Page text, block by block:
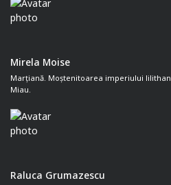
Mirela Moise
Marțiană. Moștenitoarea imperiului
Miau.
Raluca Grumazescu